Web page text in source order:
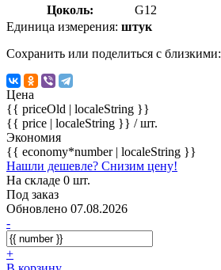
Цоколь:
G12
Единица измерения: штук
Сохранить или поделиться с близкими:
Цена
{{ priceOld | localeString }}
{{ price | localeString }} / шт.
Экономия
{{ economy*number | localeString }}
Нашли дешевле? Снизим цену!
На складе 0 шт.
Под заказ
Обновлено 07.08.2026
-
+